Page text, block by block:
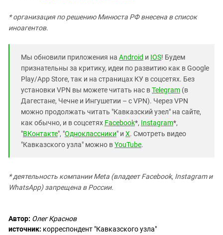
* организация по решению Минюста РФ внесена в список
иноагентов.
Мы обновили приложения на Android и IOS! Будем
признательны за критику, идеи по развитию как в Google
Play/App Store, так и на страницах КУ в соцсетях. Без
установки VPN вы можете читать нас вTelegram (в
Дагестане, Чечне и Ингушетии – с VPN). Через VPN
можно продолжать читать "Кавказский узел" на сайте,
как обычно, и в соцсетях Facebook*, Instagram*,
"ВКонтакте", "Одноклассники" и X. Смотреть видео
"Кавказского узла" можно вYouTube.
* деятельность компании Meta (владеет Facebook, Instagram и
WhatsApp) запрещена в России.
Автор: Олег Краснов
источник: корреспондент "Кавказского узла"